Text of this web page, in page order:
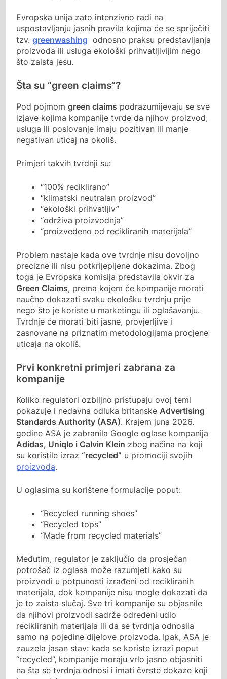
Evropska unija zato intenzivno radi na
uspostavljanju jasnih pravila kojima će se spriječiti
tzv. greenwashing odnosno praksu predstavljanja
proizvoda ili usluga ekološki prihvatljivijim nego
što zaista jesu.
Šta su “green claims”?
Pod pojmom green claims podrazumijevaju se sve
izjave kojima kompanije tvrde da njihov proizvod,
usluga ili poslovanje imaju pozitivan ili manje
negativan uticaj na okoliš.
Primjeri takvih tvrdnji su:
“100% reciklirano”
“klimatski neutralan proizvod”
“ekološki prihvatljiv”
“održiva proizvodnja”
“proizvedeno od recikliranih materijala”
Problem nastaje kada ove tvrdnje nisu dovoljno
precizne ili nisu potkrijepljene dokazima. Zbog
toga je Evropska komisija predstavila okvir za
Green Claims, prema kojem će kompanije morati
naučno dokazati svaku ekološku tvrdnju prije
nego što je koriste u marketingu ili oglašavanju.
Tvrdnje će morati biti jasne, provjerljive i
zasnovane na priznatim metodologijama procjene
uticaja na okoliš.
Prvi konkretni primjeri zabrana za
kompanije
Koliko regulatori ozbiljno pristupaju ovoj temi
pokazuje i nedavna odluka britanske Advertising
Standards Authority (ASA). Krajem juna 2026.
godine ASA je zabranila Google oglase kompanija
Adidas, Uniqlo i Calvin Klein zbog načina na koji
su koristile izraz “recycled” u promociji svojih
proizvoda.
U oglasima su korištene formulacije poput:
“Recycled running shoes”
“Recycled tops”
“Made from recycled materials”
Međutim, regulator je zaključio da prosječan
potrošač iz oglasa može razumjeti kako su
proizvodi u potpunosti izrađeni od recikliranih
materijala, dok kompanije nisu mogle dokazati da
je to zaista slučaj. Sve tri kompanije su objasnile
da njihovi proizvodi sadrže određeni udio
recikliranih materijala ili da se tvrdnja odnosila
samo na pojedine dijelove proizvoda. Ipak, ASA je
zauzela jasan stav: kada se koriste izrazi poput
“recycled”, kompanije moraju vrlo jasno objasniti
na šta se tvrdnja odnosi i imati čvrste dokaze koji